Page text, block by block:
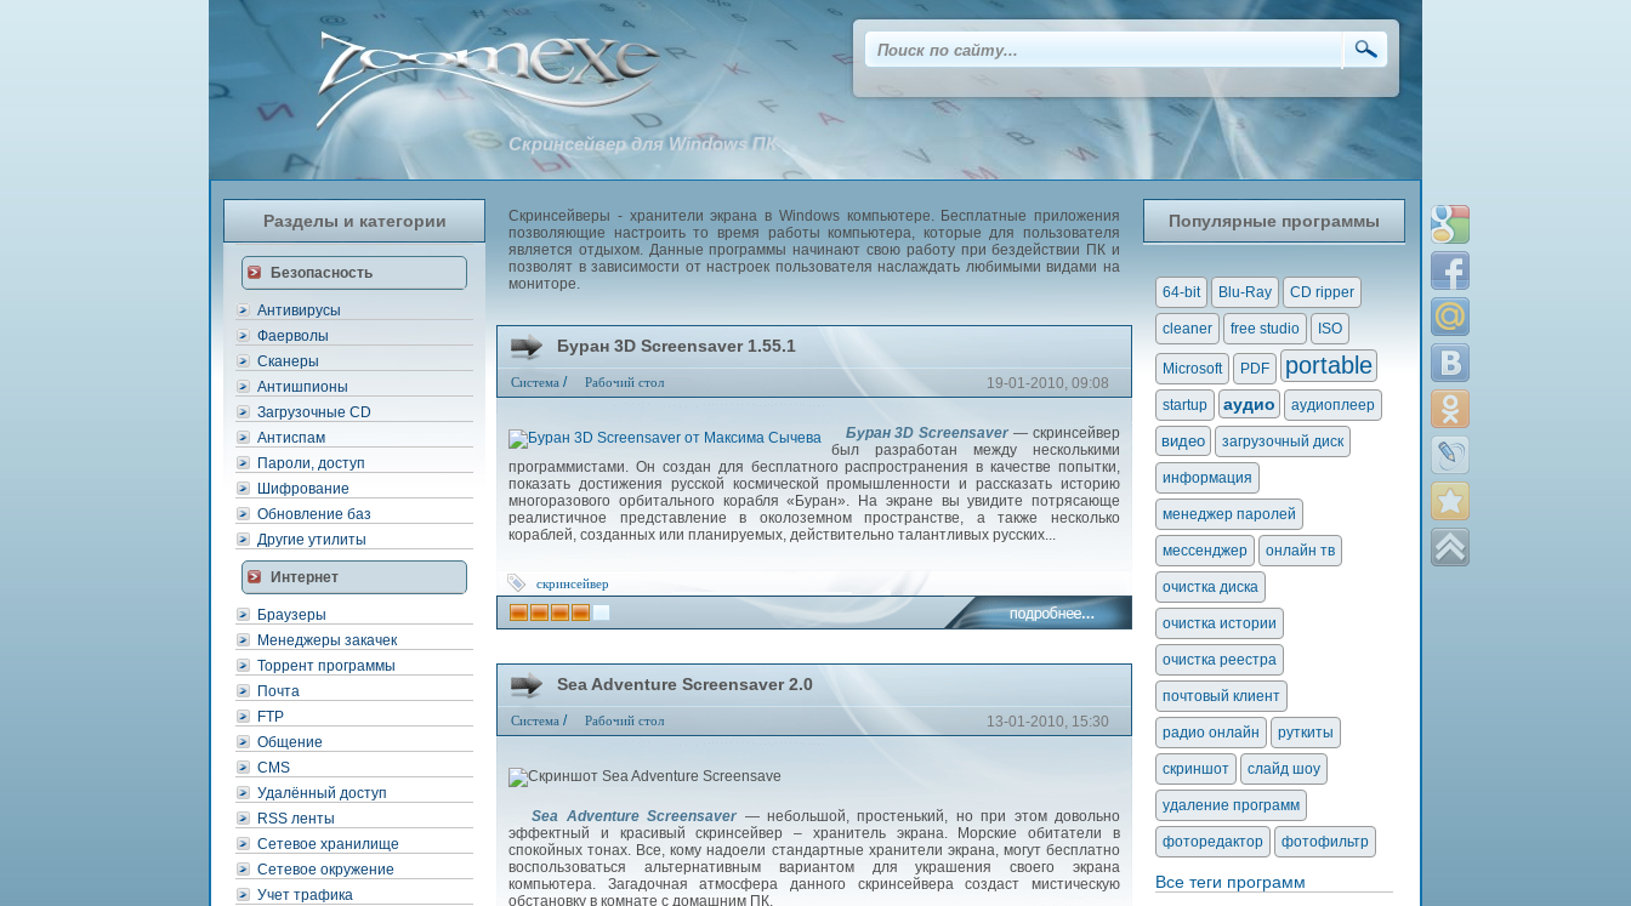
Разделы и категории
Безопасность
Антивирусы
Фаерволы
Сканеры
Антишпионы
Загрузочные CD
Антиспам
Пароли, доступ
Шифрование
Обновление баз
Другие утилиты
Интернет
Браузеры
Менеджеры закачек
Торрент программы
Почта
FTP
Общение
CMS
Удалённый доступ
RSS ленты
Сетевое хранилище
Сетевое окружение
Учет трафика
Скринсейвер для Windows ПК
Скринсейверы - хранители экрана в Windows компьютере. Бесплатные приложения
позволяющие настроить то время работы компьютера, которые для пользователя
является отдыхом. Данные программы начинают свою работу при бездействии ПК и
позволят в зависимости от настроек пользователя наслаждать любимыми видами на
мониторе.
Буран 3D Screensaver 1.55.1
Система / Рабочий стол 19-01-2010, 09:08
Буран 3D Screensaver — скринсейвер
был разработан между несколькими
программистами. Он создан для бесплатного распространения в качестве попытки,
показать достижения русской космической промышленности и рассказать историю
многоразового орбитального корабля «Буран». На экране вы увидите потрясающе
реалистичное представление в околоземном пространстве, а также несколько
кораблей, созданных или планируемых, действительно талантливых русских...
скринсейвер
Sea Adventure Screensaver 2.0
Система / Рабочий стол 13-01-2010, 15:30
Sea Adventure Screensaver — небольшой, простенький, но при этом довольно
эффектный и красивый скринсейвер – хранитель экрана. Морские обитатели в
спокойных тонах. Все, кому надоели стандартные хранители экрана, могут бесплатно
воспользоваться альтернативным вариантом для украшения своего экрана
компьютера. Загадочная атмосфера данного скринсейвера создаст мистическую
обстановку в комнате с домашним ПК.
Популярные программы
64-bit Blu-Ray CD ripper
cleaner free studio ISO
Microsoft PDF portable
startup аудио аудиоплеер
видео загрузочный диск
информация
менеджер паролей
мессенджер онлайн тв
очистка диска
очистка истории
очистка реестра
почтовый клиент
радио онлайн руткиты
скриншот слайд шоу
удаление программ
фоторедактор фотофильтр
Все теги программ